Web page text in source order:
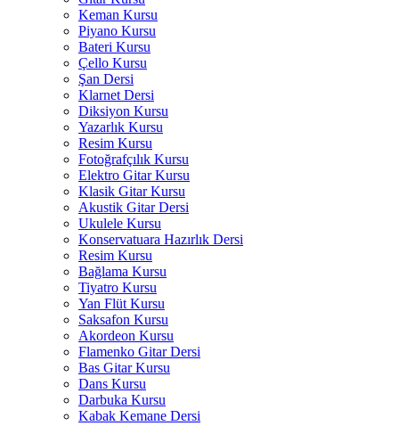
Keman Kursu
Piyano Kursu
Bateri Kursu
Çello Kursu
Şan Dersi
Klarnet Dersi
Diksiyon Kursu
Yazarlık Kursu
Resim Kursu
Fotoğrafçılık Kursu
Elektro Gitar Kursu
Klasik Gitar Kursu
Akustik Gitar Dersi
Ukulele Kursu
Konservatuara Hazırlık Dersi
Resim Kursu
Bağlama Kursu
Tiyatro Kursu
Yan Flüt Kursu
Saksafon Kursu
Akordeon Kursu
Flamenko Gitar Dersi
Bas Gitar Kursu
Dans Kursu
Darbuka Kursu
Kabak Kemane Dersi